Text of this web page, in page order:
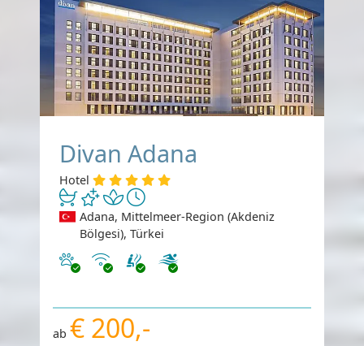
Divan Adana
Hotel
Adana, Mittelmeer-Region (Akdeniz
Bölgesi), Türkei
Haustiere erlaubt
Internet
ab € 200,-